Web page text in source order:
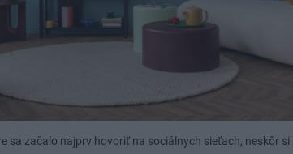
sa začalo najprv hovoriť na sociálnych sieťach, neskôr si